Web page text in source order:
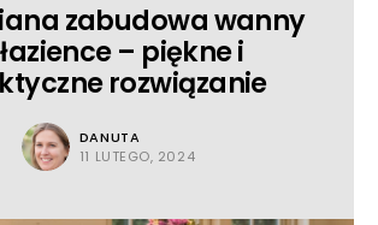
zabudowa wanny
– piękne i
rozwiązanie
DANUTA
11 LUTEGO, 2024